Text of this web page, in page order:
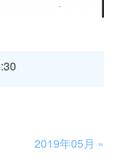
2019年05月 »